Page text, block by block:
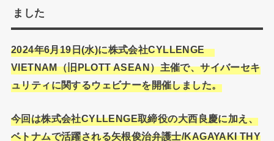
ました
2024年6月19日(水)に株式会社CYLLENGE
VIETNAM（旧PLOTT ASEAN）主催で、サイバーセキ
ュリティに関するウェビナーを開催しました。
今回は株式会社CYLLENGE取締役の大西良慶に加え、
ベトナムで活躍される矢根俊治弁護士/KAGAYAKI THY